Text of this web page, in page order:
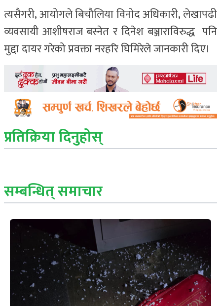
त्यसैगरी, आयोगले बिचौलिया विनोद अधिकारी, लेखापढी
व्यवसायी आशीषराज बस्नेत र दिनेश बञ्जाराविरुद्ध पनि
मुद्दा दायर गरेको प्रवक्ता नरहरि घिमिरेले जानकारी दिए।
प्रतिक्रिया दिनुहोस्
सम्बन्धित् समाचार